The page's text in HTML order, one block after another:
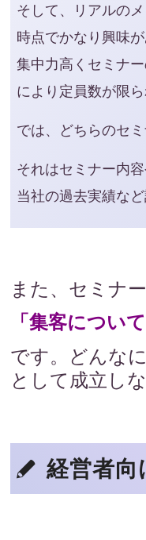
そして、リアルの
時点でかなり興味
集中力高くセミナ
により定員数が限
では、どちらのセ
それはセミナー内
当社の過去実績な
また、セミナ
「集客について
です。どんな
として成立し
経営者